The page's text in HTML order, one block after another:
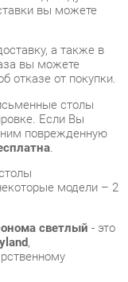
столы
Если Вы
поврежденную
.
светлый- это
,
и
нашим